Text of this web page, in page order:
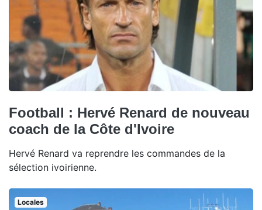
Football : Hervé Renard de nouveau
coach de la Côte d'Ivoire
Hervé Renard va reprendre les commandes de la
sélection ivoirienne.
Locales